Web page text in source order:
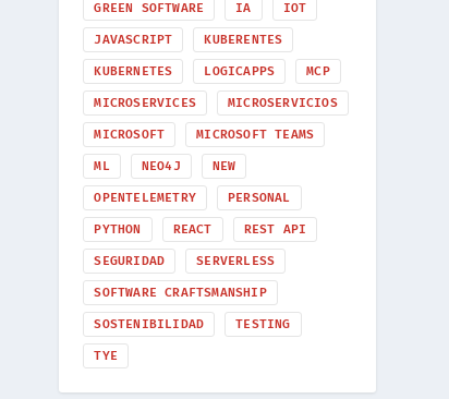
GREEN SOFTWARE IA IOT
JAVASCRIPT KUBERENTES
KUBERNETES LOGICAPPS MCP
MICROSERVICES MICROSERVICIOS
MICROSOFT MICROSOFT TEAMS
ML NEO4J NEW
OPENTELEMETRY PERSONAL
PYTHON REACT REST API
SEGURIDAD SERVERLESS
SOFTWARE CRAFTSMANSHIP
SOSTENIBILIDAD TESTING
TYE